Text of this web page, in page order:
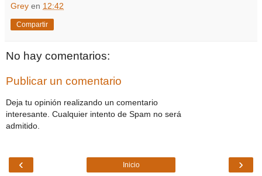
Grey en 12:42
Compartir
No hay comentarios:
Publicar un comentario
Deja tu opinión realizando un comentario
interesante. Cualquier intento de Spam no será
admitido.
‹ ›
Inicio